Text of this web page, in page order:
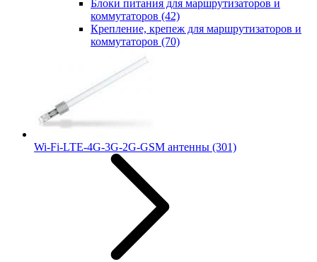
Блоки питания для маршрутизаторов и
коммутаторов (42)
Крепление, крепеж для маршрутизаторов и
коммутаторов (70)
Wi-Fi-LTE-4G-3G-2G-GSM антенны (301)